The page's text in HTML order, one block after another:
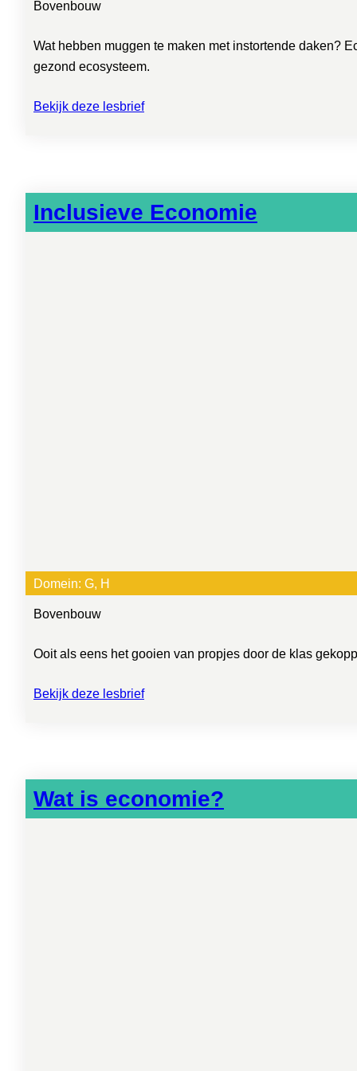
Bovenbouw
Wat hebben muggen te maken met instortende daken?
gezond ecosysteem.
Bekijk deze lesbrief
Inclusieve Economie
Domein: G, H
Bovenbouw
Ooit als eens het gooien van propjes door de klas
Bekijk deze lesbrief
Wat is economie?